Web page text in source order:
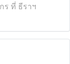
ร ที่ ธีราฯ